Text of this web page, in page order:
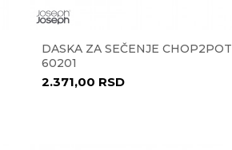
DASKA ZA SEČENJE CHOP2POT
60201
2.371,00 RSD